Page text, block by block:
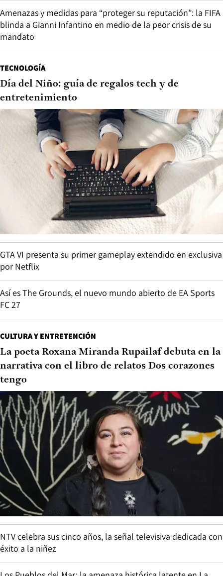
Amenazas y medidas para “proteger su reputación”: la FIFA
blinda a Gianni Infantino en medio de la peor crisis de su
mandato
TECNOLOGÍA
Día del Niño: guía de regalos tech y de
entretenimiento
GTA VI presenta su primer gameplay extendido en exclusiva
por Netflix
Así es The Grounds, el nuevo mundo abierto de EA Sports
FC 27
CULTURA Y ENTRETENCIÓN
La poeta Roxana Miranda Rupailaf debuta en la
narrativa con el libro de relatos Dos corazones
tengo
NTV celebra sus cinco años, la señal televisiva dedicada con
éxito a la niñez